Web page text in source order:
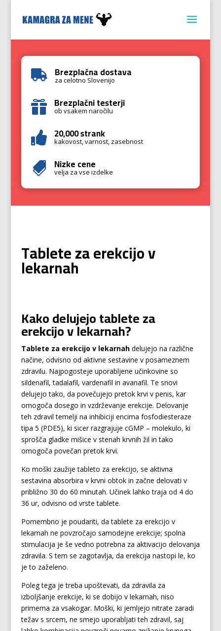
 Brezplačna dostava
za celotno Slovenijo
 Brezplačni testerji
ob vsakem naročilu
 20,000 strank
kakovost, varnost, zasebnost
 Nizke cene
velja za vse izdelke
Tablete za erekcijo v
lekarnah
Kako delujejo tablete za
erekcijo v lekarnah?
Tablete za erekcijo v lekarnahdelujejo na različne
načine, odvisno od aktivne sestavine v posameznem
zdravilu. Najpogosteje uporabljene učinkovine so
sildenafil, tadalafil, vardenafil in avanafil. Te snovi
delujejo tako, da povečujejo pretok krvi v penis, kar
omogoča dosego in vzdrževanje erekcije. Delovanje
teh zdravil temelji na inhibiciji encima fosfodiesteraze
tipa 5 (PDE5), ki sicer razgrajuje cGMP – molekulo, ki
sprošča gladke mišice v stenah krvnih žil in tako
omogoča povečan pretok krvi.
Ko moški zaužije tableto za erekcijo, se aktivna
sestavina absorbira v krvni obtok in začne delovati v
približno 30 do 60 minutah. Učinek lahko traja od 4 do
36 ur, odvisno od vrste tablete.
Pomembno je poudariti, da tablete za erekcijo v
lekarnah ne povzročajo samodejne erekcije; spolna
stimulacija je še vedno potrebna za aktivacijo delovanja
zdravila. S tem se zagotavlja, da erekcija nastopi le, ko
je to zaželeno.
Poleg tega je treba upoštevati, da zdravila za
izboljšanje erekcije, ki se dobijo v lekarnah, niso
primerna za vsakogar. Moški, ki jemljejo nitrate zaradi
težav s srcem, ne smejo uporabljati teh zdravil, saj